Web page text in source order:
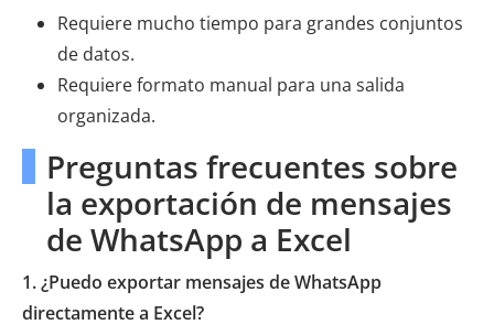
Requiere mucho tiempo para grandes conjuntos
de datos.
Requiere formato manual para una salida
organizada.
Preguntas frecuentes sobre
la exportación de mensajes
de WhatsApp a Excel
1. ¿Puedo exportar mensajes de WhatsApp
directamente a Excel?